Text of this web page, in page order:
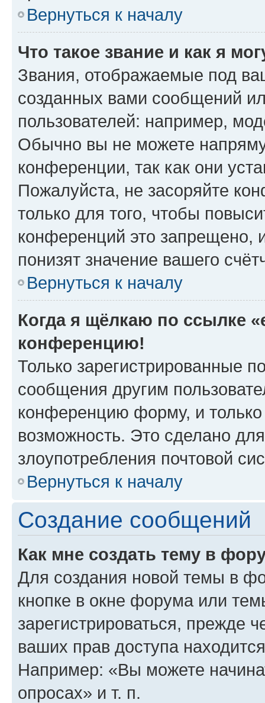
Вернуться к началу
Что такое звание и как я
Звания, отображаемые под
созданных вами сообщений
пользователей: например,
Обычно вы не можете
конференции, так как они
Пожалуйста, не засоряйте
только для того, чтобы
конференций это запрещено,
понизят значение вашего
Вернуться к началу
Когда я щёлкаю по ссылке
конференцию!
Только зарегистрированные
сообщения другим
конференцию форму, и
возможность. Это сделано
злоупотребления почтовой
Вернуться к началу
Создание сообщений
Как мне создать тему в
Для создания новой темы в
кнопке в окне форума или
зарегистрироваться, прежде
ваших прав доступа
Например: «Вы можете
опросах» и т. п.